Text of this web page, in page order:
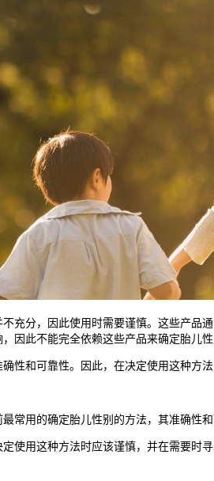
分，因此使用时需要谨慎。这些产品
因此不能完全依赖这些产品来确定胎儿性
和可靠性。因此，在决定使用这种方法
用的确定胎儿性别的方法，其准确性和
用这种方法时应该谨慎，并在需要时